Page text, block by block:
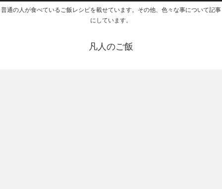
普通の人が食べているご飯レシピを載せています。その他、色々な事について記事
にしています。
凡人のご飯